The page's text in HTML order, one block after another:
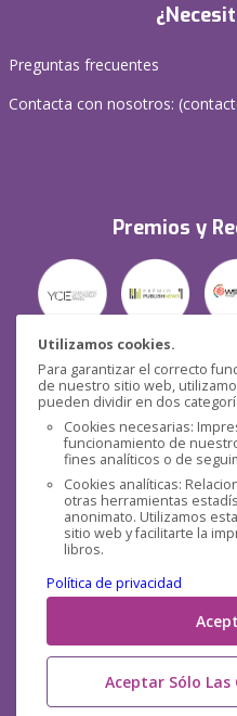
Utilizamos cookies.
Para garantizar el correcto
de nuestro sitio web,
pueden dividir en dos
Cookies necesarias:
funcionamiento de
fines analíticos o de
Cookies analíticas:
otras herramientas
anonimato. Utilizamos
sitio web y facilitarte la
libros.
Política de privacidad
Aceptar Sólo Las
Preguntas frecuentes
Contacta con nosotros: (
Premios y
Redes